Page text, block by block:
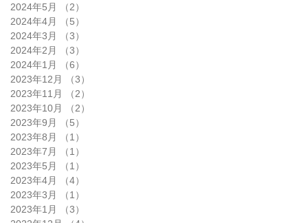
2024年5月
（2）
2024年4月
（5）
2024年3月
（3）
2024年2月
（3）
2024年1月
（6）
2023年12月
（3）
2023年11月
（2）
2023年10月
（2）
2023年9月
（5）
2023年8月
（1）
2023年7月
（1）
2023年5月
（1）
2023年4月
（4）
2023年3月
（1）
2023年1月
（3）